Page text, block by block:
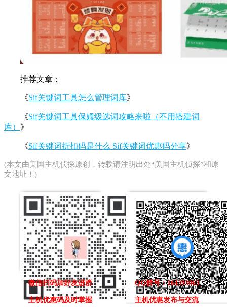
推荐文章：
《Sif关键词工具怎么管理词库》
《Sif关键词工具保姆级选词攻略来啦（不用搭建词
库） 》
《Sif关键词折扣码是什么 Sif关键词优惠码分享》
(本文由美国主机侦探原创，转载请注明出处“美国主机侦探”和原
文地址！)
微信扫码加好友进群
主机优惠码及时掌握
QQ群号：164393063
主机优惠发布与交流